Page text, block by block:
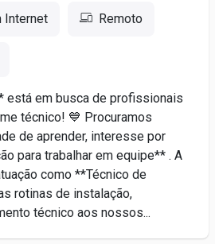
Internet Remoto
está em busca de profissionais
técnico! 💙 Procuramos
de aprender, interesse por
para trabalhar em equipe** . A
como **Técnico de
rotinas de instalação,
técnico aos nossos...